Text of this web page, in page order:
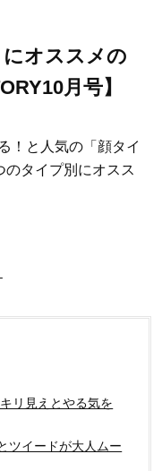
オススメの
月号】
！と人気の「顔タイ
タイプ別にオスス
リ見えとやる気を
ツイードが大人ムー